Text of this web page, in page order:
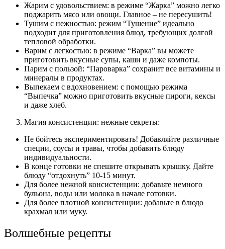
Жарим с удовольствием: в режиме “Жарка” можно легко
поджарить мясо или овощи. Главное – не пересушить!
Тушим с нежностью: режим “Тушение” идеально
подходит для приготовления блюд, требующих долгой
тепловой обработки.
Варим с легкостью: в режиме “Варка” вы можете
приготовить вкусные супы, каши и даже компоты.
Парим с пользой: “Пароварка” сохранит все витамины и
минералы в продуктах.
Выпекаем с вдохновением: с помощью режима
“Выпечка” можно приготовить вкусные пироги, кексы
и даже хлеб.
Магия консистенции: нежные секреты:
Не бойтесь экспериментировать! Добавляйте различные
специи, соусы и травы, чтобы добавить блюду
индивидуальности.
В конце готовки не спешите открывать крышку. Дайте
блюду “отдохнуть” 10-15 минут.
Для более нежной консистенции: добавьте немного
бульона, воды или молока в начале готовки.
Для более плотной консистенции: добавьте в блюдо
крахмал или муку.
Волшебные рецепты